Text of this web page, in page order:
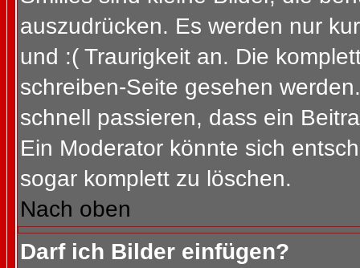
auszudrücken. Es werden nur
und :( Traurigkeit an. Die
schreiben-Seite gesehen
schnell passieren, dass ein
Ein Moderator könnte sich
sogar komplett zu löschen.
Nach oben
Darf ich Bilder einfügen?